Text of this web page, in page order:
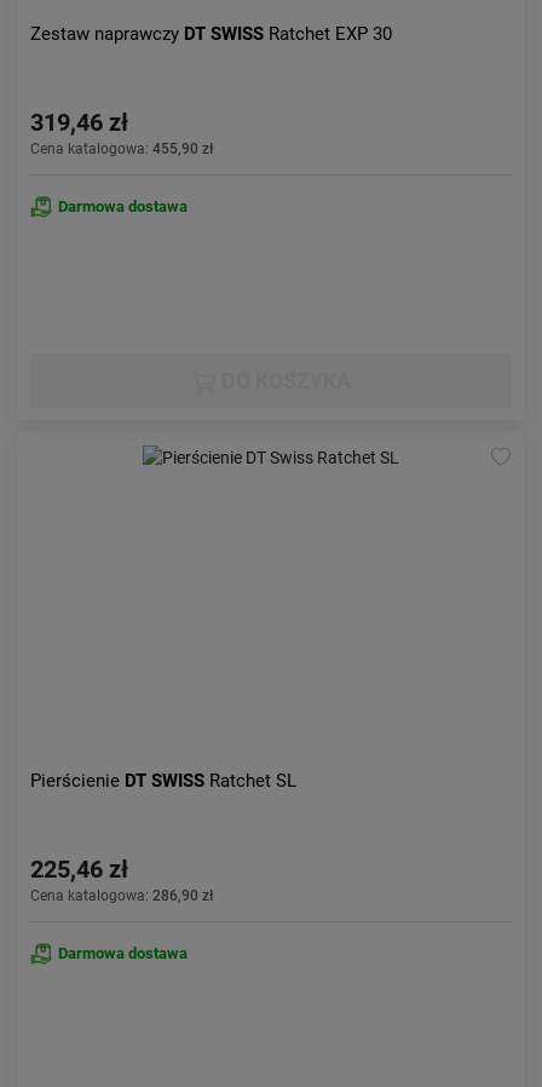
Zestaw naprawczy DT SWISS Ratchet EXP 30
319,46 zł
Cena katalogowa: 455,90 zł
Darmowa dostawa
Pierścienie DT SWISS Ratchet SL
225,46 zł
Cena katalogowa: 286,90 zł
Darmowa dostawa